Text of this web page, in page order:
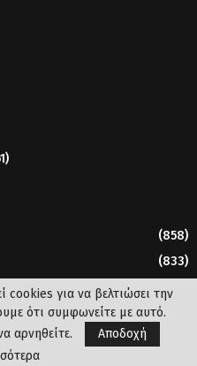
(858)
(833)
cookies για να βελτιώσει την
ότι συμφωνείτε με αυτό.
αρνηθείτε.
Αποδοχή